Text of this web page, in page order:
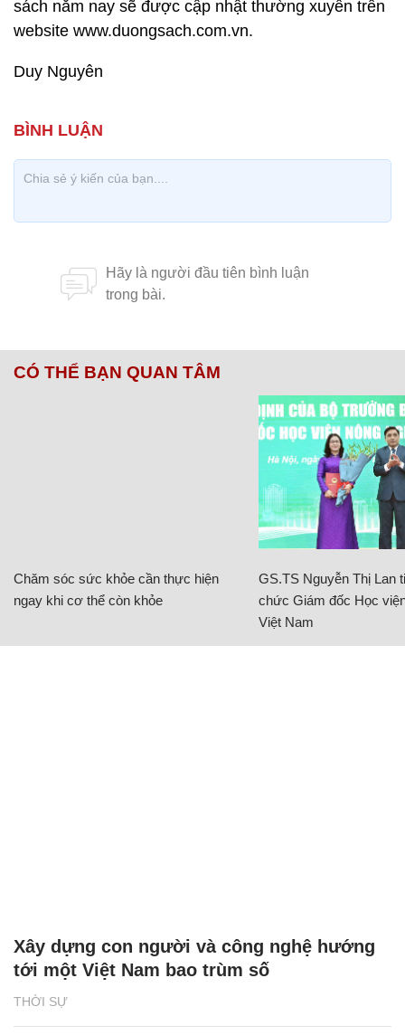
sách năm nay sẽ được cập nhật thường xuyên trên
website www.duongsach.com.vn.
Duy Nguyên
CÓ THỂ BẠN QUAN TÂM
Chăm sóc sức khỏe cần thực hiện
ngay khi cơ thể còn khỏe
GS.TS Nguyễn Thị Lan
chức Giám đốc Học
Việt Nam
THỜI SỰ
Xây dựng con người và công nghệ hướng
tới một Việt Nam bao trùm số